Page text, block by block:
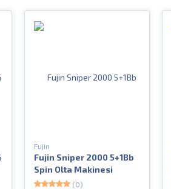
Fujin
Fujin Sniper 2000 5+1Bb
Spin Olta Makinesi
(0)